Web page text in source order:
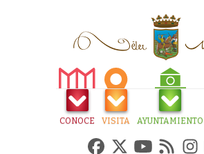
CONOCE VISITA AYUNTAMIENTO